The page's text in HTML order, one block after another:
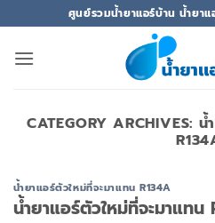
ไป
ยัง
ศูนย์รวมน้ำยาแอร์บ้าน น้ำยา
CATEGORY ARCHIVES: น้
น้ำยาแอร์ตัวใหม่ที่จะมาแทน R134A
น้ำยาแอร์ตัวใหม่ที่จะมาแทน